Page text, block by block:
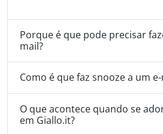
Porque é que pode precisar
mail?
Como é que faz snooze a um
O que acontece quando se
em Giallo.it?